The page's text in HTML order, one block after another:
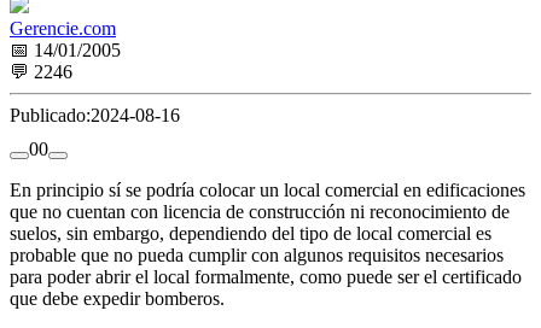
Gerencie.com
📅 14/01/2005
💬 2246
Publicado:2024-08-16
00
En principio sí se podría colocar un local comercial en edificaciones
que no cuentan con licencia de construcción ni reconocimiento de
suelos, sin embargo, dependiendo del tipo de local comercial es
probable que no pueda cumplir con algunos requisitos necesarios
para poder abrir el local formalmente, como puede ser el certificado
que debe expedir bomberos.